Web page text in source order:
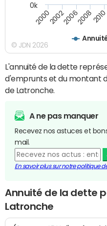
20002002200620082010
0k
© JDN 2026
L'annuité de la dette
d'emprunts et du montant
de Latronche.
A ne pas manquer
Recevez nos astuces et
mail.
En savoir plus sur notre politique
Annuité de la dette
Latronche